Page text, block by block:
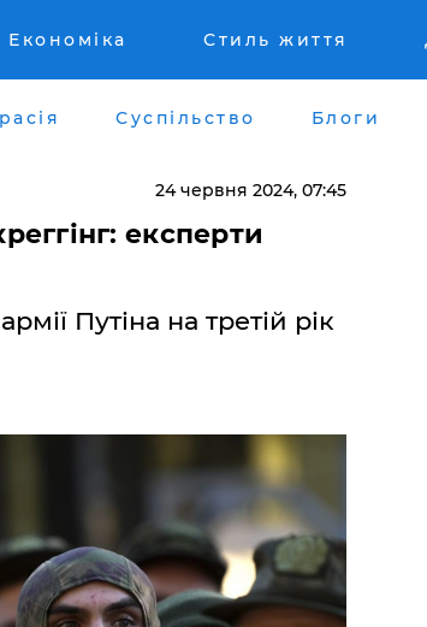
Економіка Стиль життя
расія Суспільство Блоги
24 червня 2024, 07:45
експерти
Путіна на третій рік